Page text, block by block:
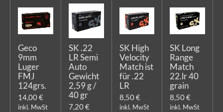
Geco
9mm
Luger
FMJ
124grs.
14,00 €
inkl. MwSt
SK .22
LR Semi
Auto
Gewicht
2,59 g /
40 gr
7,20 €
SK High
Velocity
Match ist
für .22
LR
8,50 €
inkl. MwSt
SK Long
Range
Match
22.lr 40
grain
8,50 €
inkl. MwSt